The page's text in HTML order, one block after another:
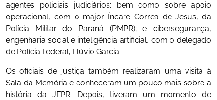
agentes policiais judiciários; bem como sobre apoio
operacional, com o major Íncare Correa de Jesus, da
Polícia Militar do Paraná (PMPR); e cibersegurança,
engenharia social e inteligência artificial, com o delegado
de Polícia Federal, Flúvio Garcia.
Os oficiais de justiça também realizaram uma visita à
Sala da Memória e conheceram um pouco mais sobre a
história da JFPR. Depois, tiveram um momento de